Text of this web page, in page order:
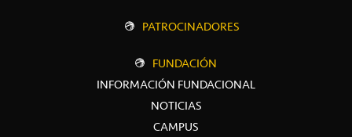
PATROCINADORES
FUNDACIÓN
INFORMACIÓN FUNDACIONAL
NOTICIAS
CAMPUS